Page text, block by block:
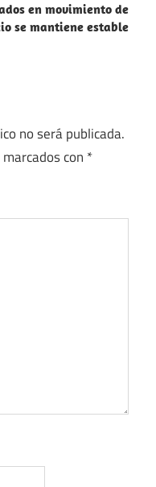
en movimiento de
se mantiene estable
no será publicada.
con *